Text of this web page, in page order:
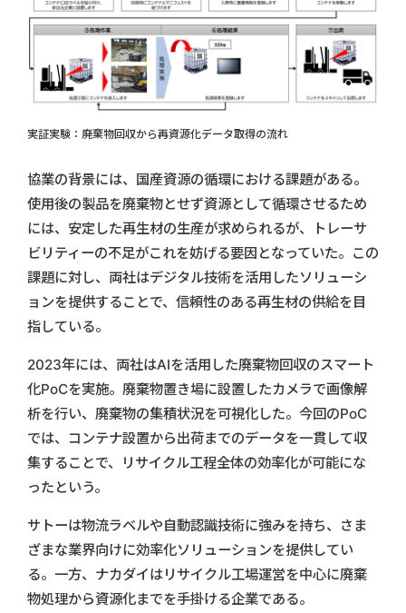
実証実験：廃棄物回収から再資源化データ取得の流れ
協業の背景には、国産資源の循環における課題がある。
使用後の製品を廃棄物とせず資源として循環させるため
には、安定した再生材の生産が求められるが、トレーサ
ビリティーの不足がこれを妨げる要因となっていた。この
課題に対し、両社はデジタル技術を活用したソリューシ
ョンを提供することで、信頼性のある再生材の供給を目
指している。
2023年には、両社はAIを活用した廃棄物回収のスマート
化PoCを実施。廃棄物置き場に設置したカメラで画像解
析を行い、廃棄物の集積状況を可視化した。今回のPoC
では、コンテナ設置から出荷までのデータを一貫して収
集することで、リサイクル工程全体の効率化が可能にな
ったという。
サトーは物流ラベルや自動認識技術に強みを持ち、さま
ざまな業界向けに効率化ソリューションを提供してい
る。一方、ナカダイはリサイクル工場運営を中心に廃棄
物処理から資源化までを手掛ける企業である。